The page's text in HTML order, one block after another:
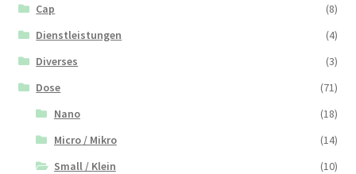
Cap
(8)
Dienstleistungen
(4)
Diverses
(3)
Dose
(71)
Nano
(18)
Micro / Mikro
(14)
Small / Klein
(10)